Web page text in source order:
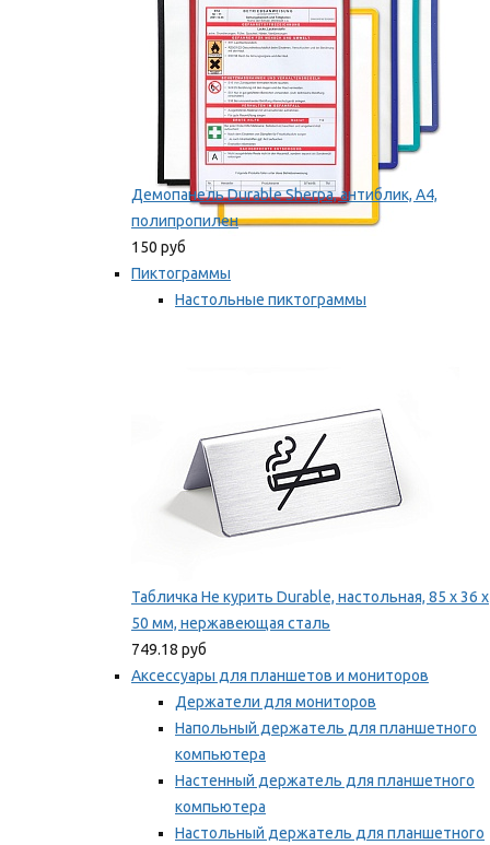
Демопанель Durable Sherpa, антиблик, А4,
полипропилен
150 руб
Пиктограммы
Настольные пиктограммы
Табличка Не курить Durable, настольная, 85 x 36 x
50 мм, нержавеющая сталь
749.18 руб
Аксессуары для планшетов и мониторов
Держатели для мониторов
Напольный держатель для планшетного
компьютера
Настенный держатель для планшетного
компьютера
Настольный держатель для планшетного